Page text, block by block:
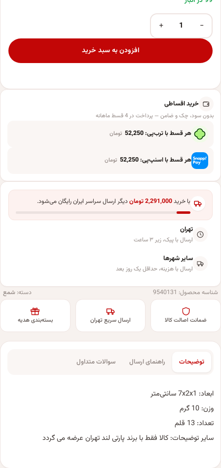
شمع تولد پارتی لند تهران طرح happy birthday کد 3116 مجموعه 13 عددی عدد
−
+
افزودن به سبد خرید
خرید اقساطی
بدون سود، چک و ضامن — پرداخت در 4 قسط ماهانه
هر قسط با ترب‌پی:52,250 تومان
هر قسط با اسنپ‌پی:52,250 تومان
با خرید2,291,000توماندیگر ارسال سراسر ایران رایگان می‌شود.
تهران
ارسال با پیک، زیر ۳ ساعت
سایر شهرها
ارسال با هزینه، حداقل یک روز بعد
شناسه محصول: 9540131 دسته: شمع
ضمانت اصالت کالا ارسال سریع تهران بسته‌بندی هدیه
توضیحات راهنمای ارسال سوالات متداول
ابعاد: 7x2x1 سانتی‌متر
وزن: 10 گرم
تعداد: 13 قلم
سایر توضیحات: کالا فقط با برند پارتی لند تهران عرضه می گردد